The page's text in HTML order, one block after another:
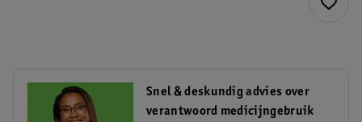
Snel & deskundig advies over
verantwoord medicijngebruik